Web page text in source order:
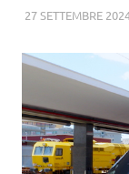
27 SETTEMBRE